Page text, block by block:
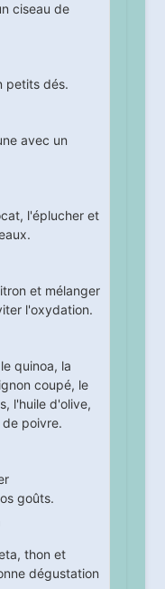
ciseau de
petits dés.
avec un
l'éplucher et
et mélanger
l'oxydation.
quinoa, la
coupé, le
l'huile d'olive,
poivre.
goûts.
thon et
dégustation